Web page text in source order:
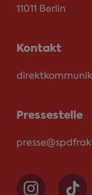
11011 Berlin
Kontakt
Pressestelle